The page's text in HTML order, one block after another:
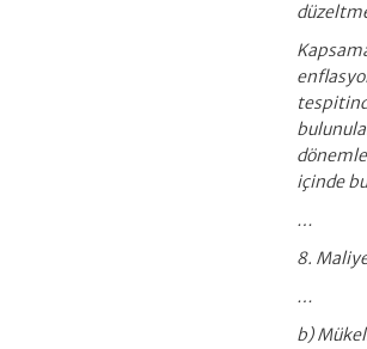
içinde
…
8.
…
b)